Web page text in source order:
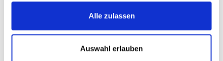
Alle zulassen
Auswahl erlauben
NORLA 2026